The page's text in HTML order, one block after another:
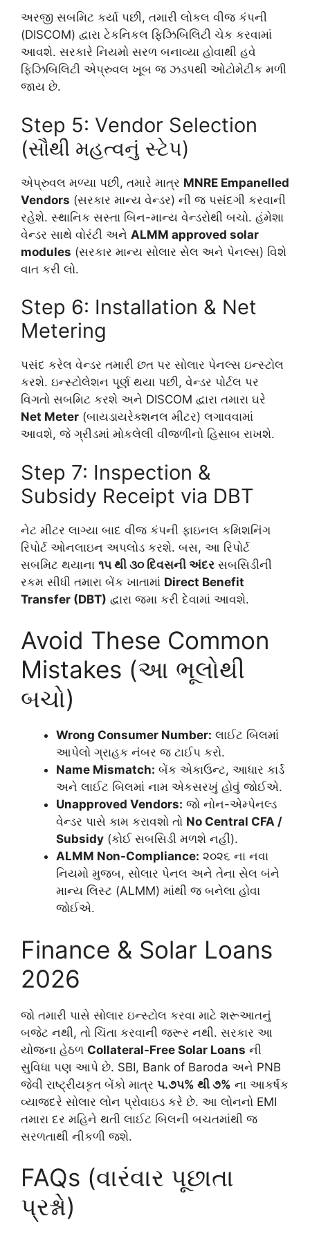
અરજી સબમિટ કર્યા પછી, તમારી લોકલ વીજ કંપની
(DISCOM) દ્વારા ટેકનિકલ ફિઝિબિલિટી ચેક કરવામાં
આવશે. સરકારે નિયમો સરળ બનાવ્યા હોવાથી હવે
ફિઝિબિલિટી એપ્રુવલ ખૂબ જ ઝડપથી ઓટોમેટીક મળી
જાય છે.
Step 5: Vendor Selection
(સૌથી મહત્વનું સ્ટેપ)
એપ્રુવલ મળ્યા પછી, તમારે માત્ર MNRE Empanelled
Vendors (સરકાર માન્ય વેન્ડર) ની જ પસંદગી કરવાની
રહેશે. સ્થાનિક સસ્તા બિન-માન્ય વેન્ડરોથી બચો. હંમેશા
વેન્ડર સાથે વોરંટી અને ALMM approved solar
modules (સરકાર માન્ય સોલાર સેલ અને પેનલ્સ) વિશે
વાત કરી લો.
Step 6: Installation & Net
Metering
પસંદ કરેલ વેન્ડર તમારી છત પર સોલાર પેનલ્સ ઇન્સ્ટોલ
કરશે. ઇન્સ્ટોલેશન પૂર્ણ થયા પછી, વેન્ડર પોર્ટલ પર
વિગતો સબમિટ કરશે અને DISCOM દ્વારા તમારા ઘરે
Net Meter (બાયડાયરેક્શનલ મીટર) લગાવવામાં
આવશે, જે ગ્રીડમાં મોકલેલી વીજળીનો હિસાબ રાખશે.
Step 7: Inspection &
Subsidy Receipt via DBT
નેટ મીટર લાગ્યા બાદ વીજ કંપની ફાઇનલ કમિશનિંગ
રિપોર્ટ ઓનલાઇન અપલોડ કરશે. બસ, આ રિપોર્ટ
સબમિટ થયાના ૧૫ થી ૩૦ દિવસની અંદર સબસિડીની
રકમ સીધી તમારા બેંક ખાતામાં Direct Benefit
Transfer (DBT) દ્વારા જમા કરી દેવામાં આવશે.
Avoid These Common
Mistakes (આ ભૂલોથી
બચો)
Wrong Consumer Number: લાઈટ બિલમાં
આપેલો ગ્રાહક નંબર જ ટાઈપ કરો.
Name Mismatch: બેંક એકાઉન્ટ, આધાર કાર્ડ
અને લાઈટ બિલમાં નામ એકસરખું હોવું જોઈએ.
Unapproved Vendors: જો નોન-એમ્પેનલ્ડ
વેન્ડર પાસે કામ કરાવશો તો No Central CFA /
Subsidy (કોઈ સબસિડી મળશે નહીં).
ALMM Non-Compliance: ૨૦૨૬ ના નવા
નિયમો મુજબ, સોલાર પેનલ અને તેના સેલ બંને
માન્ય લિસ્ટ (ALMM) માંથી જ બનેલા હોવા
જોઈએ.
Finance & Solar Loans
2026
જો તમારી પાસે સોલાર ઇન્સ્ટોલ કરવા માટે શરૂઆતનું
બજેટ નથી, તો ચિંતા કરવાની જરૂર નથી. સરકાર આ
યોજના હેઠળ Collateral-Free Solar Loans ની
સુવિધા પણ આપે છે. SBI, Bank of Baroda અને PNB
જેવી રાષ્ટ્રીયકૃત બેંકો માત્ર ૫.૭૫% થી ૭% ના આકર્ષક
વ્યાજદરે સોલાર લોન પ્રોવાઇડ કરે છે. આ લોનનો EMI
તમારા દર મહિને થતી લાઈટ બિલની બચતમાંથી જ
સરળતાથી નીકળી જશે.
FAQs (વારંવાર પૂછાતા
પ્રશ્નો)